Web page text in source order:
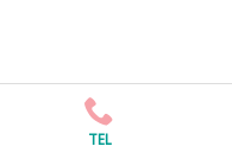
TEL